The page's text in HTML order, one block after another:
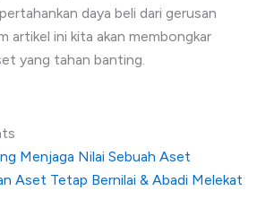
daya beli dari gerusan
artikel ini kita akan membongkar
yang tahan banting.
Menjaga Nilai Sebuah Aset
Aset Tetap Bernilai & Abadi Melekat